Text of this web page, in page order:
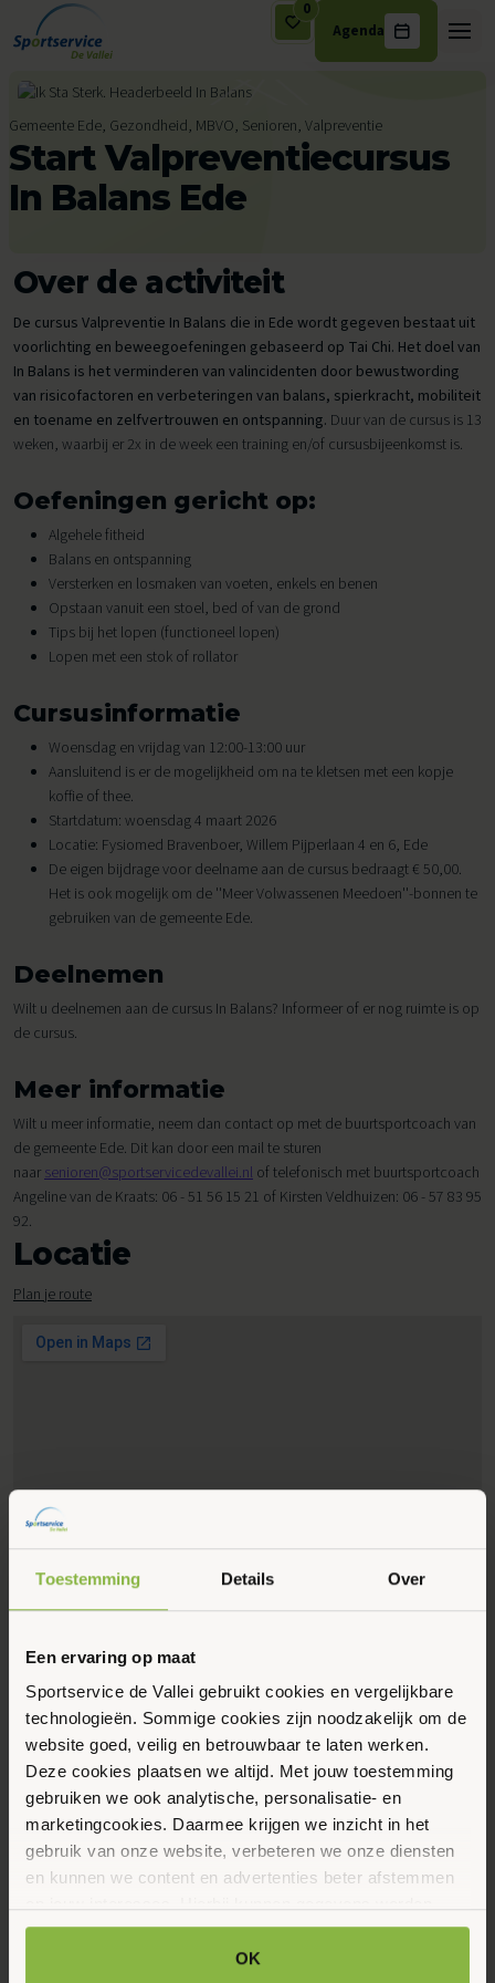
Toestemming Details Over
Een ervaring op maat
Sportservice de Vallei gebruikt cookies en vergelijkbare
technologieën. Sommige cookies zijn noodzakelijk om de
website goed, veilig en betrouwbaar te laten werken.
Deze cookies plaatsen we altijd. Met jouw toestemming
gebruiken we ook analytische, personalisatie- en
marketingcookies. Daarmee krijgen we inzicht in het
gebruik van onze website, verbeteren we onze diensten
en kunnen we content en advertenties beter afstemmen
gedeeld met externe partners.
OK
Ga naar de inhoud
0
Agenda
Gemeente Ede, Gezondheid, MBVO, Senioren, Valpreventie
Start Valpreventiecursus
In Balans Ede
Over de activiteit
De cursus Valpreventie In Balans die in Ede wordt gegeven bestaat uit
voorlichting en beweegoefeningen gebaseerd op Tai Chi. Het doel van
In Balans is het verminderen van valincidenten door bewustwording
van risicofactoren en verbeteringen van balans, spierkracht, mobiliteit
en toename en zelfvertrouwen en ontspanning. Duur van de cursus is 13
weken, waarbij er 2x in de week een training en/of cursusbijeenkomst is.
Oefeningen gericht op:
Algehele fitheid
Balans en ontspanning
Versterken en losmaken van voeten, enkels en benen
Opstaan vanuit een stoel, bed of van de grond
Tips bij het lopen (functioneel lopen)
Lopen met een stok of rollator
Cursusinformatie
Woensdag en vrijdag van 12:00-13:00 uur
Aansluitend is er de mogelijkheid om na te kletsen met een kopje
koffie of thee.
Startdatum: woensdag 4 maart 2026
Locatie: Fysiomed Bravenboer, Willem Pijperlaan 4 en 6, Ede
De eigen bijdrage voor deelname aan de cursus bedraagt € 50,00.
Het is ook mogelijk om de ''Meer Volwassenen Meedoen''-bonnen te
gebruiken van de gemeente Ede.
Deelnemen
Wilt u deelnemen aan de cursus In Balans? Informeer of er nog ruimte is op
de cursus.
Meer informatie
Wilt u meer informatie, neem dan contact op met de buurtsportcoach van
de gemeente Ede. Dit kan door een mail te sturen
naar senioren@sportservicedevallei.nl of telefonisch met buurtsportcoach
Angeline van de Kraats: 06 - 51 56 15 21 of Kirsten Veldhuizen: 06 - 57 83 95
92.
Locatie
Plan je route
Eerstvolgende data Toon alle data
Woensdag
4
Maart 2026
12:00 - 13:00
Willem Pijperlaan 4 en 6, Ede